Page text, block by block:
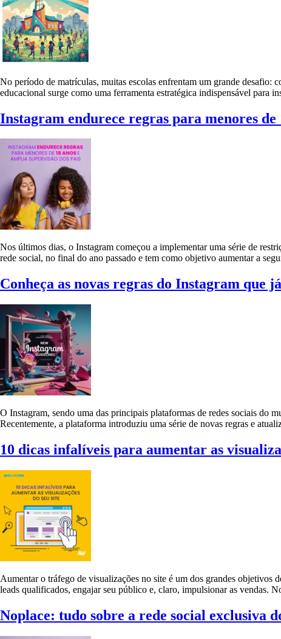
No período de matrículas, muitas escolas enfrentam um grande desafio:
educacional surge como uma ferramenta estratégica indispensável
Instagram endurece regras para menores de
Nos últimos dias, o Instagram começou a implementar uma série de
rede social, no final do ano passado e tem como objetivo aumentar a
Conheça as novas regras do Instagram que
O Instagram, sendo uma das principais plataformas de redes sociais do
Recentemente, a plataforma introduziu uma série de novas regras e
10 dicas infalíveis para aumentar as
Aumentar o tráfego de visualizações no site é um dos grandes objetivos
leads qualificados, engajar seu público e, claro, impulsionar as vendas.
Noplace: tudo sobre a rede social exclusiva